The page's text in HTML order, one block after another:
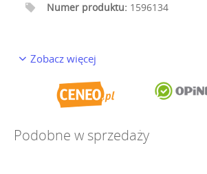
Numer produktu: 1596134
Zobacz więcej
Podobne w sprzedaży